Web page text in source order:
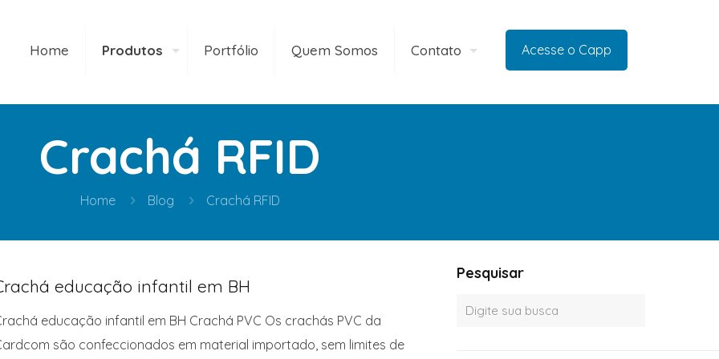
Home Produtos Portfólio Quem Somos Contato Acesse o Capp
Crachá RFID
Home Blog Crachá RFID
educação infantil em BH
educação infantil em BH Crachá PVC Os crachás PVC da
são confeccionados em material importado, sem limites de
Pesquisar